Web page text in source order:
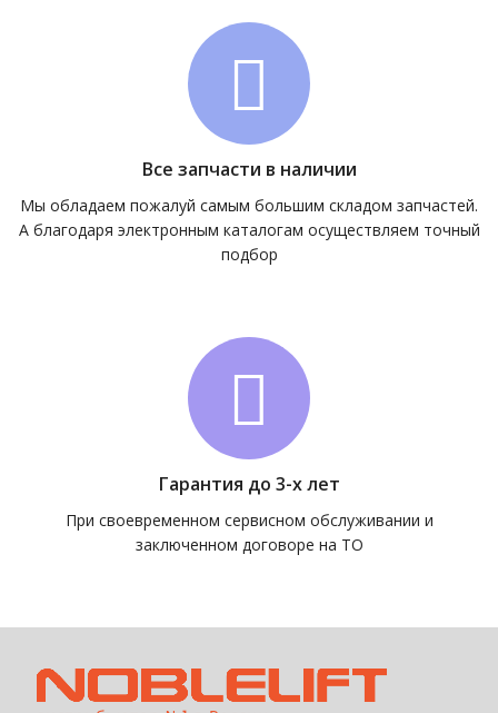
Все запчасти в наличии
Мы обладаем пожалуй самым большим складом запчастей.
А благодаря электронным каталогам осуществляем точный
подбор
Гарантия до 3-х лет
При своевременном сервисном обслуживании и
заключенном договоре на ТО